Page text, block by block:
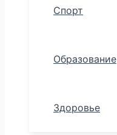
Спорт
Образование
Здоровье